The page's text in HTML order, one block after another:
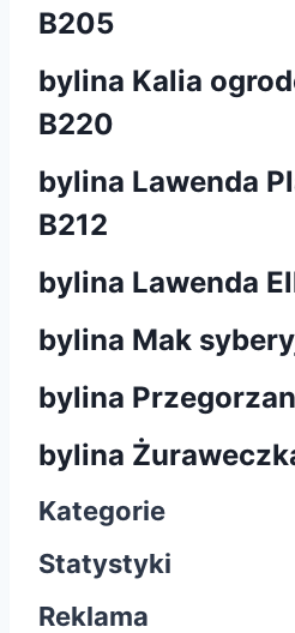
B205
bylina Kalia
B220
bylina Lawenda
B212
bylina Lawenda
bylina Mak
bylina
bylina
Kategorie
Statystyki
Reklama